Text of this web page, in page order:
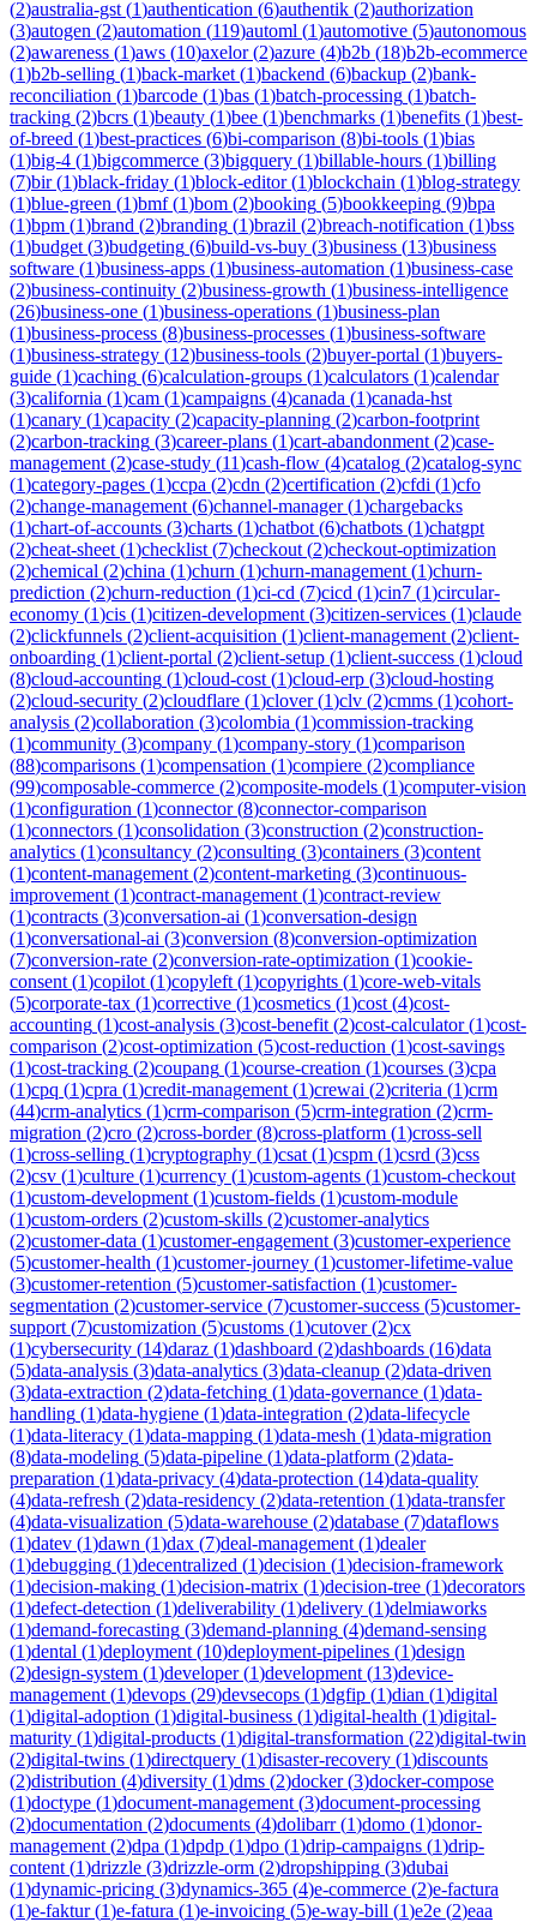
(2)australia-gst (1)authentication (6)authentik (2)authorization
(3)autogen (2)automation (119)automl (1)automotive (5)autonomous
(2)awareness (1)aws (10)axelor(2)azure (4)b2b (18)b2b-ecommerce
(1)b2b-selling (1)back-market (1)backend (6)backup (2)bank-
reconciliation (1)barcode (1)bas (1)batch-processing (1)batch-
tracking (2)bcrs (1)beauty (1)bee (1)benchmarks (1)benefits (1)best-
of-breed (1)best-practices (6)bi-comparison (8)bi-tools (1)bias
(1)big-4 (1)bigcommerce (3)bigquery (1)billable-hours (1)billing
(7)bir(1)black-friday (1)block-editor(1)blockchain (1)blog-strategy
(1)blue-green (1)bmf(1)bom (2)booking (5)bookkeeping (9)bpa
(1)bpm (1)brand (2)branding (1)brazil (2)breach-notification (1)bss
(1)budget (3)budgeting (6)build-vs-buy (3)business (13)business
software (1)business-apps (1)business-automation (1)business-case
(2)business-continuity (2)business-growth (1)business-intelligence
(26)business-one (1)business-operations (1)business-plan
(1)business-process (8)business-processes (1)business-software
(1)business-strategy (12)business-tools (2)buyer-portal (1)buyers-
guide (1)caching (6)calculation-groups (1)calculators (1)calendar
(3)california (1)cam (1)campaigns (4)canada (1)canada-hst
(1)canary (1)capacity (2)capacity-planning (2)carbon-footprint
(2)carbon-tracking (3)career-plans (1)cart-abandonment (2)case-
management (2)case-study (11)cash-flow (4)catalog (2)catalog-sync
(1)category-pages (1)ccpa (2)cdn (2)certification (2)cfdi (1)cfo
(2)change-management (6)channel-manager(1)chargebacks
(1)chart-of-accounts (3)charts (1)chatbot (6)chatbots (1)chatgpt
(2)cheat-sheet (1)checklist (7)checkout (2)checkout-optimization
(2)chemical (2)china (1)churn (1)churn-management (1)churn-
prediction (2)churn-reduction (1)ci-cd (7)cicd (1)cin7 (1)circular-
economy (1)cis (1)citizen-development (3)citizen-services (1)claude
(2)clickfunnels (2)client-acquisition (1)client-management (2)client-
onboarding (1)client-portal (2)client-setup (1)client-success (1)cloud
(8)cloud-accounting (1)cloud-cost (1)cloud-erp (3)cloud-hosting
(2)cloud-security (2)cloudflare (1)clover(1)clv (2)cmms (1)cohort-
analysis (2)collaboration (3)colombia (1)commission-tracking
(1)community (3)company (1)company-story (1)comparison
(88)comparisons (1)compensation (1)compiere (2)compliance
(99)composable-commerce (2)composite-models (1)computer-vision
(1)configuration (1)connector(8)connector-comparison
(1)connectors (1)consolidation (3)construction (2)construction-
analytics (1)consultancy (2)consulting (3)containers (3)content
(1)content-management (2)content-marketing (3)continuous-
improvement (1)contract-management (1)contract-review
(1)contracts (3)conversation-ai (1)conversation-design
(1)conversational-ai (3)conversion (8)conversion-optimization
(7)conversion-rate (2)conversion-rate-optimization (1)cookie-
consent (1)copilot (1)copyleft (1)copyrights (1)core-web-vitals
(5)corporate-tax (1)corrective (1)cosmetics (1)cost (4)cost-
accounting (1)cost-analysis (3)cost-benefit (2)cost-calculator(1)cost-
comparison (2)cost-optimization (5)cost-reduction (1)cost-savings
(1)cost-tracking (2)coupang (1)course-creation (1)courses (3)cpa
(1)cpq (1)cpra (1)credit-management (1)crewai (2)criteria (1)crm
(44)crm-analytics (1)crm-comparison (5)crm-integration (2)crm-
migration (2)cro (2)cross-border(8)cross-platform (1)cross-sell
(1)cross-selling (1)cryptography (1)csat (1)cspm (1)csrd (3)css
(2)csv (1)culture (1)currency (1)custom-agents (1)custom-checkout
(1)custom-development (1)custom-fields (1)custom-module
(1)custom-orders (2)custom-skills (2)customer-analytics
(2)customer-data (1)customer-engagement (3)customer-experience
(5)customer-health (1)customer-journey (1)customer-lifetime-value
(3)customer-retention (5)customer-satisfaction (1)customer-
segmentation (2)customer-service (7)customer-success (5)customer-
support (7)customization (5)customs (1)cutover(2)cx
(1)cybersecurity (14)daraz (1)dashboard (2)dashboards (16)data
(5)data-analysis (3)data-analytics (3)data-cleanup (2)data-driven
(3)data-extraction (2)data-fetching (1)data-governance (1)data-
handling (1)data-hygiene (1)data-integration (2)data-lifecycle
(1)data-literacy (1)data-mapping (1)data-mesh (1)data-migration
(8)data-modeling (5)data-pipeline (1)data-platform (2)data-
preparation (1)data-privacy (4)data-protection (14)data-quality
(4)data-refresh (2)data-residency (2)data-retention (1)data-transfer
(4)data-visualization (5)data-warehouse (2)database (7)dataflows
(1)datev (1)dawn (1)dax (7)deal-management (1)dealer
(1)debugging (1)decentralized (1)decision (1)decision-framework
(1)decision-making (1)decision-matrix (1)decision-tree (1)decorators
(1)defect-detection (1)deliverability (1)delivery (1)delmiaworks
(1)demand-forecasting (3)demand-planning (4)demand-sensing
(1)dental (1)deployment (10)deployment-pipelines (1)design
(2)design-system (1)developer(1)development (13)device-
management (1)devops (29)devsecops (1)dgfip (1)dian (1)digital
(1)digital-adoption (1)digital-business (1)digital-health (1)digital-
maturity (1)digital-products (1)digital-transformation (22)digital-twin
(2)digital-twins (1)directquery (1)disaster-recovery (1)discounts
(2)distribution (4)diversity (1)dms (2)docker(3)docker-compose
(1)doctype (1)document-management (3)document-processing
(2)documentation (2)documents (4)dolibarr(1)domo (1)donor-
management (2)dpa (1)dpdp (1)dpo (1)drip-campaigns (1)drip-
content (1)drizzle (3)drizzle-orm (2)dropshipping (3)dubai
(1)dynamic-pricing (3)dynamics-365 (4)e-commerce (2)e-factura
(1)e-faktur(1)e-fatura (1)e-invoicing (5)e-way-bill (1)e2e (2)eaa